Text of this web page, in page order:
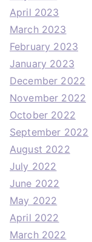
April 2023
March 2023
February 2023
January 2023
December 2022
November 2022
October 2022
September 2022
August 2022
July 2022
June 2022
May 2022
April 2022
March 2022